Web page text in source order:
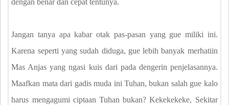
dengan benar dan cepat tentunya.
Jangan tanya apa kabar otak pas-pasan yang gue miliki ini.
Karena seperti yang sudah diduga, gue lebih banyak merhatiin
Mas Anjas yang ngasi kuis dari pada dengerin penjelasannya.
Maafkan mata dari gadis muda ini Tuhan, bukan salah gue kalo
harus mengagumi ciptaan Tuhan bukan? Kekekekeke, Sekitar